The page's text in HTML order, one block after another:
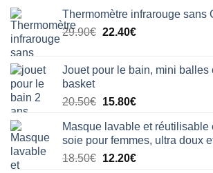
Thermomètre infrarouge sans
29.90€ Le
était :
22.40€Le
est :
Jouet pour le bain, mini balles
basket
20.50€ Le
initial
était :
20.50€.
15.80€Le
actuel
est :
15.80€.
Masque lavable et
soie pour femmes, ultra doux
18.50€ Le
12.20€Le